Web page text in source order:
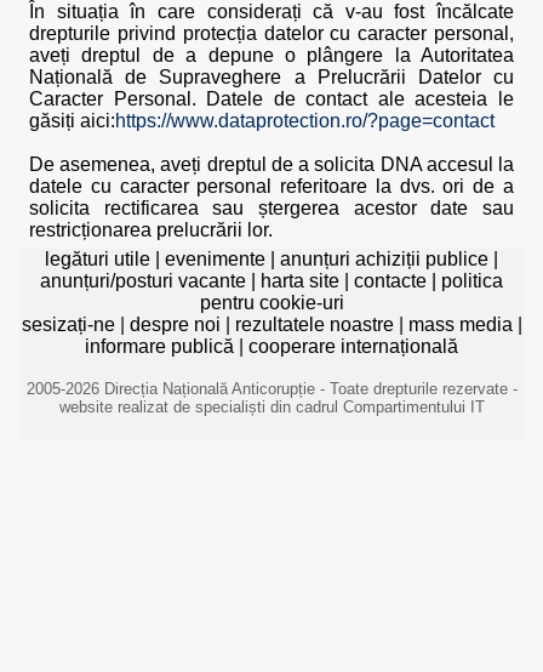
În situația în care considerați că v-au fost încălcate
drepturile privind protecția datelor cu caracter personal,
aveți dreptul de a depune o plângere la Autoritatea
Națională de Supraveghere a Prelucrării Datelor cu
Caracter Personal. Datele de contact ale acesteia le
găsiți aici:https://www.dataprotection.ro/?page=contact
De asemenea, aveți dreptul de a solicita DNA accesul la
datele cu caracter personal referitoare la dvs. ori de a
solicita rectificarea sau ștergerea acestor date sau
restricționarea prelucrării lor.
legături utile
evenimente anunțuri achiziții publice
anunțuri/posturi vacante
harta site contacte
politica
pentru cookie-uri
sesizați-ne| despre noi rezultatele noastre| mass media
informare publică
cooperare internațională
2005-2026 Direcția Națională Anticorupție - Toate drepturile rezervate -
website realizat de specialiști din cadrul Compartimentului IT